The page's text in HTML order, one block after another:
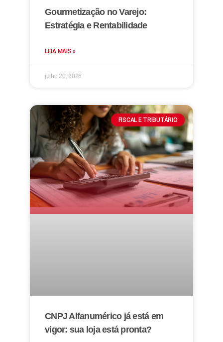
Gourmetização no Varejo:
Estratégia e Rentabilidade
LEIA MAIS »
julho 20, 2026
FISCAL E TRIBUTÁRIO
CNPJ Alfanumérico já está em
vigor: sua loja está pronta?